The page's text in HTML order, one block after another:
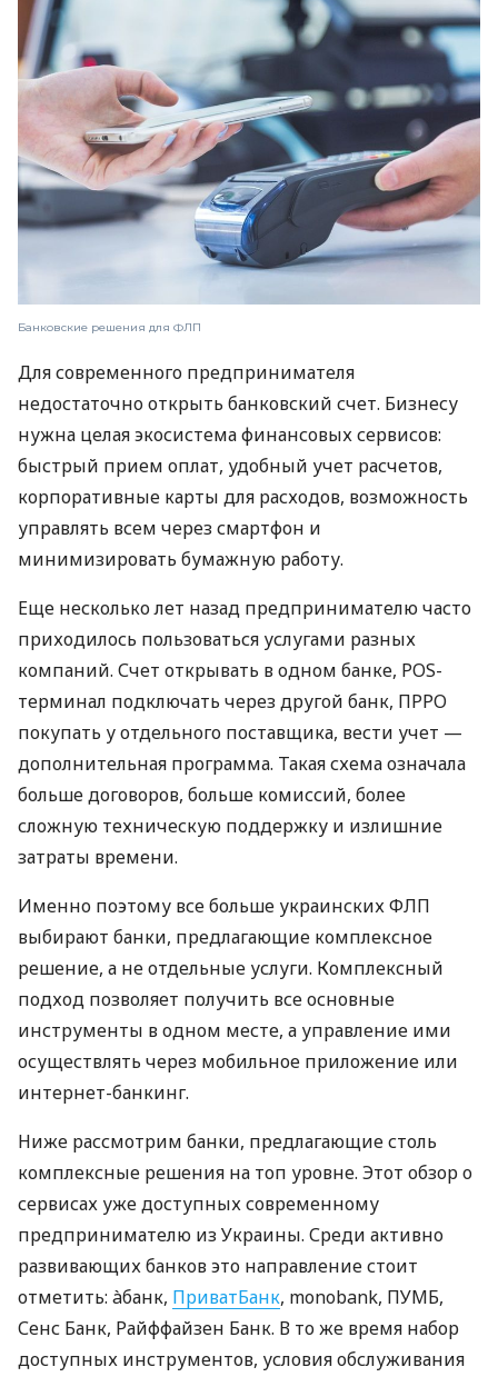
Банковские решения для ФЛП
Для современного предпринимателя
недостаточно открыть банковский счет. Бизнесу
нужна целая экосистема финансовых сервисов:
быстрый прием оплат, удобный учет расчетов,
корпоративные карты для расходов, возможность
управлять всем через смартфон и
минимизировать бумажную работу.
Еще несколько лет назад предпринимателю часто
приходилось пользоваться услугами разных
компаний. Счет открывать в одном банке, POS-
терминал подключать через другой банк, ПРРО
покупать у отдельного поставщика, вести учет —
дополнительная программа. Такая схема означала
больше договоров, больше комиссий, более
сложную техническую поддержку и излишние
затраты времени.
Именно поэтому все больше украинских ФЛП
выбирают банки, предлагающие комплексное
решение, а не отдельные услуги. Комплексный
подход позволяет получить все основные
инструменты в одном месте, а управление ими
осуществлять через мобильное приложение или
интернет-банкинг.
Ниже рассмотрим банки, предлагающие столь
комплексные решения на топ уровне. Этот обзор о
сервисах уже доступных современному
предпринимателю из Украины. Среди активно
развивающих банков это направление стоит
отметить: àбанк, ПриватБанк, monobank, ПУМБ,
Сенс Банк, Райффайзен Банк. В то же время набор
доступных инструментов, условия обслуживания